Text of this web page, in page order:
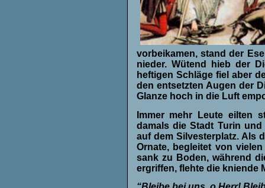
vorbeikamen, stand der
nieder. Wütend hieb der
heftigen Schläge fiel aber
den entsetzten Augen der
Glanze hoch in die Luft
Immer mehr Leute eilten
damals die Stadt Turin
auf dem Silvesterplatz. Als
Ornate, begleitet von
sank zu Boden, während
ergriffen, flehte die kniende